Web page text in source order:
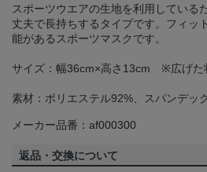
スポーツウエアの生地を利用している
丈夫で長持ちするタイプです。フィッ
能があるスポーツマスクです。
サイズ：幅36cm×高さ13cm ※広げた
素材：ポリエステル92%、スパンデッ
メーカー品番：af000300
返品・交換について